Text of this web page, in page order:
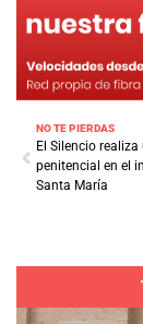
NO TE PIERDAS
El Silencio
penitencial en el
Santa María